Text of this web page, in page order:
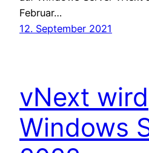
Februar…
12. September 2021
vNext wird
Windows